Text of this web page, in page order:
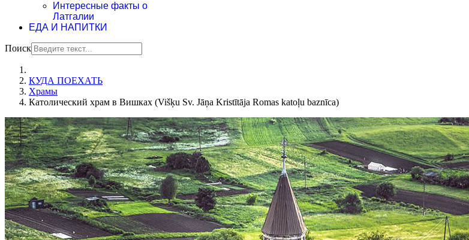
Интересные факты о
Латгалии
ЕДА И НАПИТКИ
Поиск
КУДА ПОЕХАТЬ
Храмы
Католический храм в Вишках (Višķu Sv. Jāņa Kristītāja Romas katoļu baznīca)